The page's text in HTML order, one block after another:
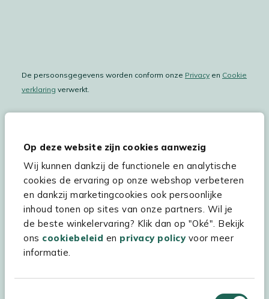
Op deze website zijn cookies aanwezig
Wij kunnen dankzij de functionele en analytische
cookies de ervaring op onze webshop verbeteren
en dankzij marketingcookies ook persoonlijke
inhoud tonen op sites van onze partners. Wil je
de beste winkelervaring? Klik dan op "Oké". Bekijk
ons cookiebeleid en privacy policyvoor meer
informatie.
De persoonsgegevens worden conform onze Privacy en Cookie
verklaring verwerkt.
Hulp & service
Assortiment
Kees Smit Tuinmeubelen
Experience Stores XXL